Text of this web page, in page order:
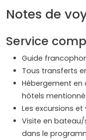
Notes de
Service
Guide
Tous transferts
Hébergement
hôtels
Les excursions
Visite en
dans le